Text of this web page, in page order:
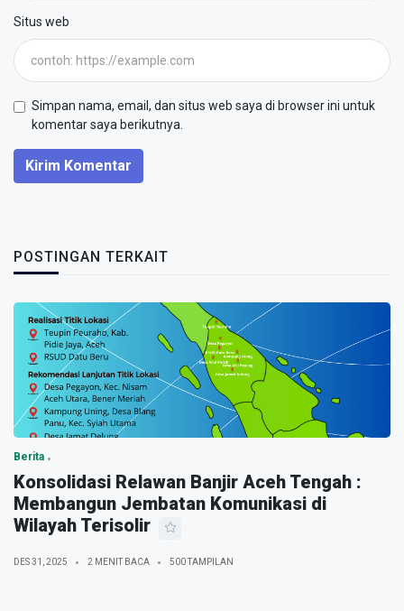
Situs web
Simpan nama, email, dan situs web saya di browser ini untuk
komentar saya berikutnya.
Kirim Komentar
POSTINGAN TERKAIT
Berita
Konsolidasi Relawan Banjir Aceh Tengah :
Membangun Jembatan Komunikasi di
Wilayah Terisolir
DES 31, 2025 2 MENIT BACA 500 TAMPILAN